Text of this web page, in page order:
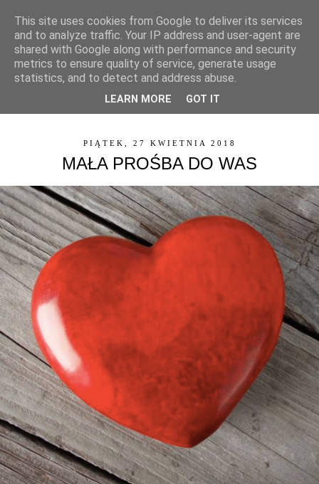
▼
PIĄTEK, 27 KWIETNIA 2018
MAŁA PROŚBA DO WAS
This site uses cookies from Google to deliver its services
and to analyze traffic. Your IP address and user-agent are
shared with Google along with performance and security
metrics to ensure quality of service, generate usage
statistics, and to detect and address abuse.
LEARN MORE GOT IT